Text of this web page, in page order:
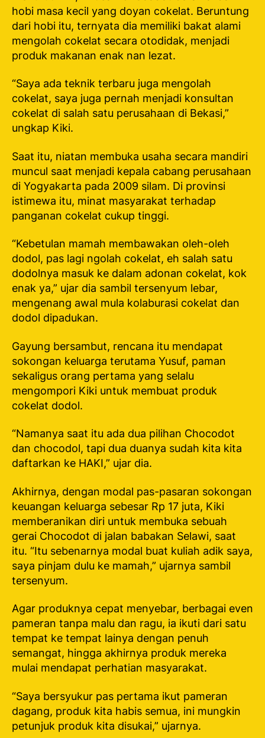
hobi masa kecil yang doyan cokelat. Beruntung
dari hobi itu, ternyata dia memiliki bakat alami
mengolah cokelat secara otodidak, menjadi
produk makanan enak nan lezat.
“Saya ada teknik terbaru juga mengolah
cokelat, saya juga pernah menjadi konsultan
cokelat di salah satu perusahaan di Bekasi,”
ungkap Kiki.
Saat itu, niatan membuka usaha secara mandiri
muncul saat menjadi kepala cabang perusahaan
di Yogyakarta pada 2009 silam. Di provinsi
istimewa itu, minat masyarakat terhadap
panganan cokelat cukup tinggi.
“Kebetulan mamah membawakan oleh-oleh
dodol, pas lagi ngolah cokelat, eh salah satu
dodolnya masuk ke dalam adonan cokelat, kok
enak ya,” ujar dia sambil tersenyum lebar,
mengenang awal mula kolaburasi cokelat dan
dodol dipadukan.
Gayung bersambut, rencana itu mendapat
sokongan keluarga terutama Yusuf, paman
sekaligus orang pertama yang selalu
mengompori Kiki untuk membuat produk
cokelat dodol.
“Namanya saat itu ada dua pilihan Chocodot
dan chocodol, tapi dua duanya sudah kita kita
daftarkan ke HAKI,” ujar dia.
Akhirnya, dengan modal pas-pasaran sokongan
keuangan keluarga sebesar Rp 17 juta, Kiki
memberanikan diri untuk membuka sebuah
gerai Chocodot di jalan babakan Selawi, saat
itu. “Itu sebenarnya modal buat kuliah adik saya,
saya pinjam dulu ke mamah,” ujarnya sambil
tersenyum.
Agar produknya cepat menyebar, berbagai even
pameran tanpa malu dan ragu, ia ikuti dari satu
tempat ke tempat lainya dengan penuh
semangat, hingga akhirnya produk mereka
mulai mendapat perhatian masyarakat.
“Saya bersyukur pas pertama ikut pameran
dagang, produk kita habis semua, ini mungkin
petunjuk produk kita disukai,” ujarnya.